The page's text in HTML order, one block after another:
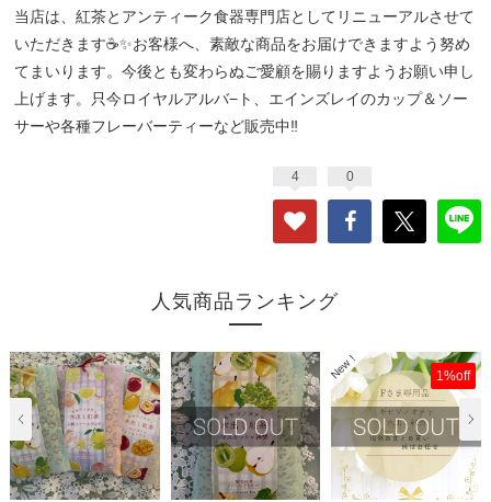
当店は、紅茶とアンティーク食器専門店としてリニューアルさせて
いただきます☕✨お客様へ、素敵な商品をお届けできますよう努め
てまいります。今後とも変わらぬご愛顧を賜りますようお願い申し
上げます。只今ロイヤルアルバ−ト、エインズレイのカップ＆ソー
サーや各種フレーバーティーなど販売中‼
4 0
人気商品ランキング
1%off